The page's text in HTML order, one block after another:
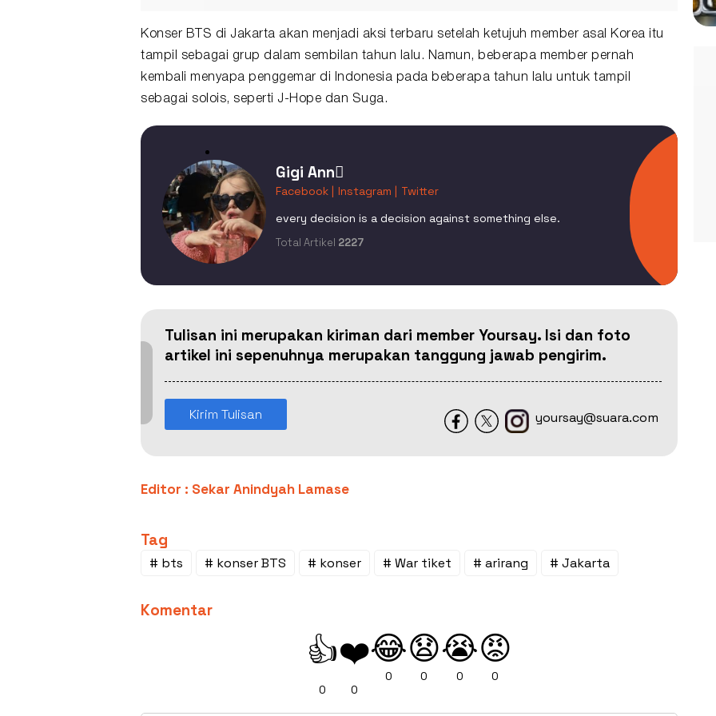
Konser BTS di Jakarta akan menjadi aksi terbaru setelah ketujuh member asal Korea itu
tampil sebagai grup dalam sembilan tahun lalu. Namun, beberapa member pernah
kembali menyapa penggemar di Indonesia pada beberapa tahun lalu untuk tampil
sebagai solois, seperti J-Hope dan Suga.
Gigi Ann
Facebook | Instagram | Twitter
every decision is a decision against something else.
Total Artikel 2227
Tulisan ini merupakan kiriman dari member Yoursay. Isi dan foto
artikel ini sepenuhnya merupakan tanggung jawab pengirim.
Kirim Tulisan yoursay@suara.com
Editor : Sekar Anindyah Lamase
Tag
# bts # konser BTS # konser # War tiket # arirang # Jakarta
Komentar
👍
0
❤️
0
😂
0
😧
0
😭
0
😡
0